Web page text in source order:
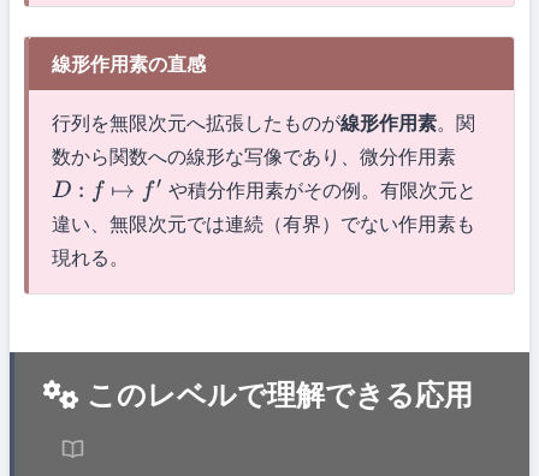
線形作用素の直感
行列を無限次元へ拡張したものが線形作用素。関
数から関数への線形な写像であり、微分作用素
D: ↦f′
や積分作用素がその例。有限次元と
違い、無限次元では連続（有界）でない作用素も
現れる。
このレベルで理解できる応用